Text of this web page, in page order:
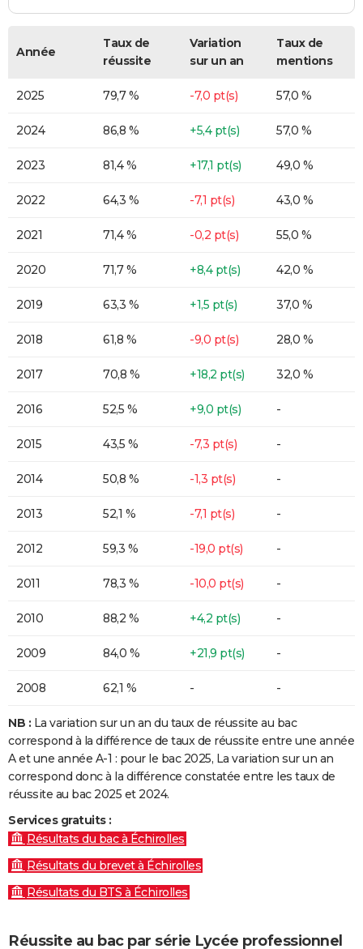
Année
Taux de
réussite
Variation
sur un an
Taux de
mentions
2025 79,7 % -7,0 pt(s) 57,0 %
2024 86,8 % +5,4 pt(s) 57,0 %
2023 81,4 % +17,1 pt(s) 49,0 %
2022 64,3 % -7,1 pt(s) 43,0 %
2021 71,4 % -0,2 pt(s) 55,0 %
2020 71,7 % +8,4 pt(s) 42,0 %
2019 63,3 % +1,5 pt(s) 37,0 %
2018 61,8 % -9,0 pt(s) 28,0 %
2017 70,8 % +18,2 pt(s) 32,0 %
2016 52,5 % +9,0 pt(s) -
2015 43,5 % -7,3 pt(s) -
2014 50,8 % -1,3 pt(s) -
2013 52,1 % -7,1 pt(s) -
2012 59,3 % -19,0 pt(s) -
2011 78,3 % -10,0 pt(s) -
2010 88,2 % +4,2 pt(s) -
2009 84,0 % +21,9 pt(s) -
2008 62,1 % - -
NB : La variation sur un an du taux de réussite au bac
correspond à la différence de taux de réussite entre une année
A et une année A-1 : pour le bac 2025, La variation sur un an
correspond donc à la différence constatée entre les taux de
réussite au bac 2025 et 2024.
Services gratuits :
Résultats du bac à Échirolles
Résultats du brevet à Échirolles
Résultats du BTS à Échirolles
Réussite au bac par série Lycée professionnel